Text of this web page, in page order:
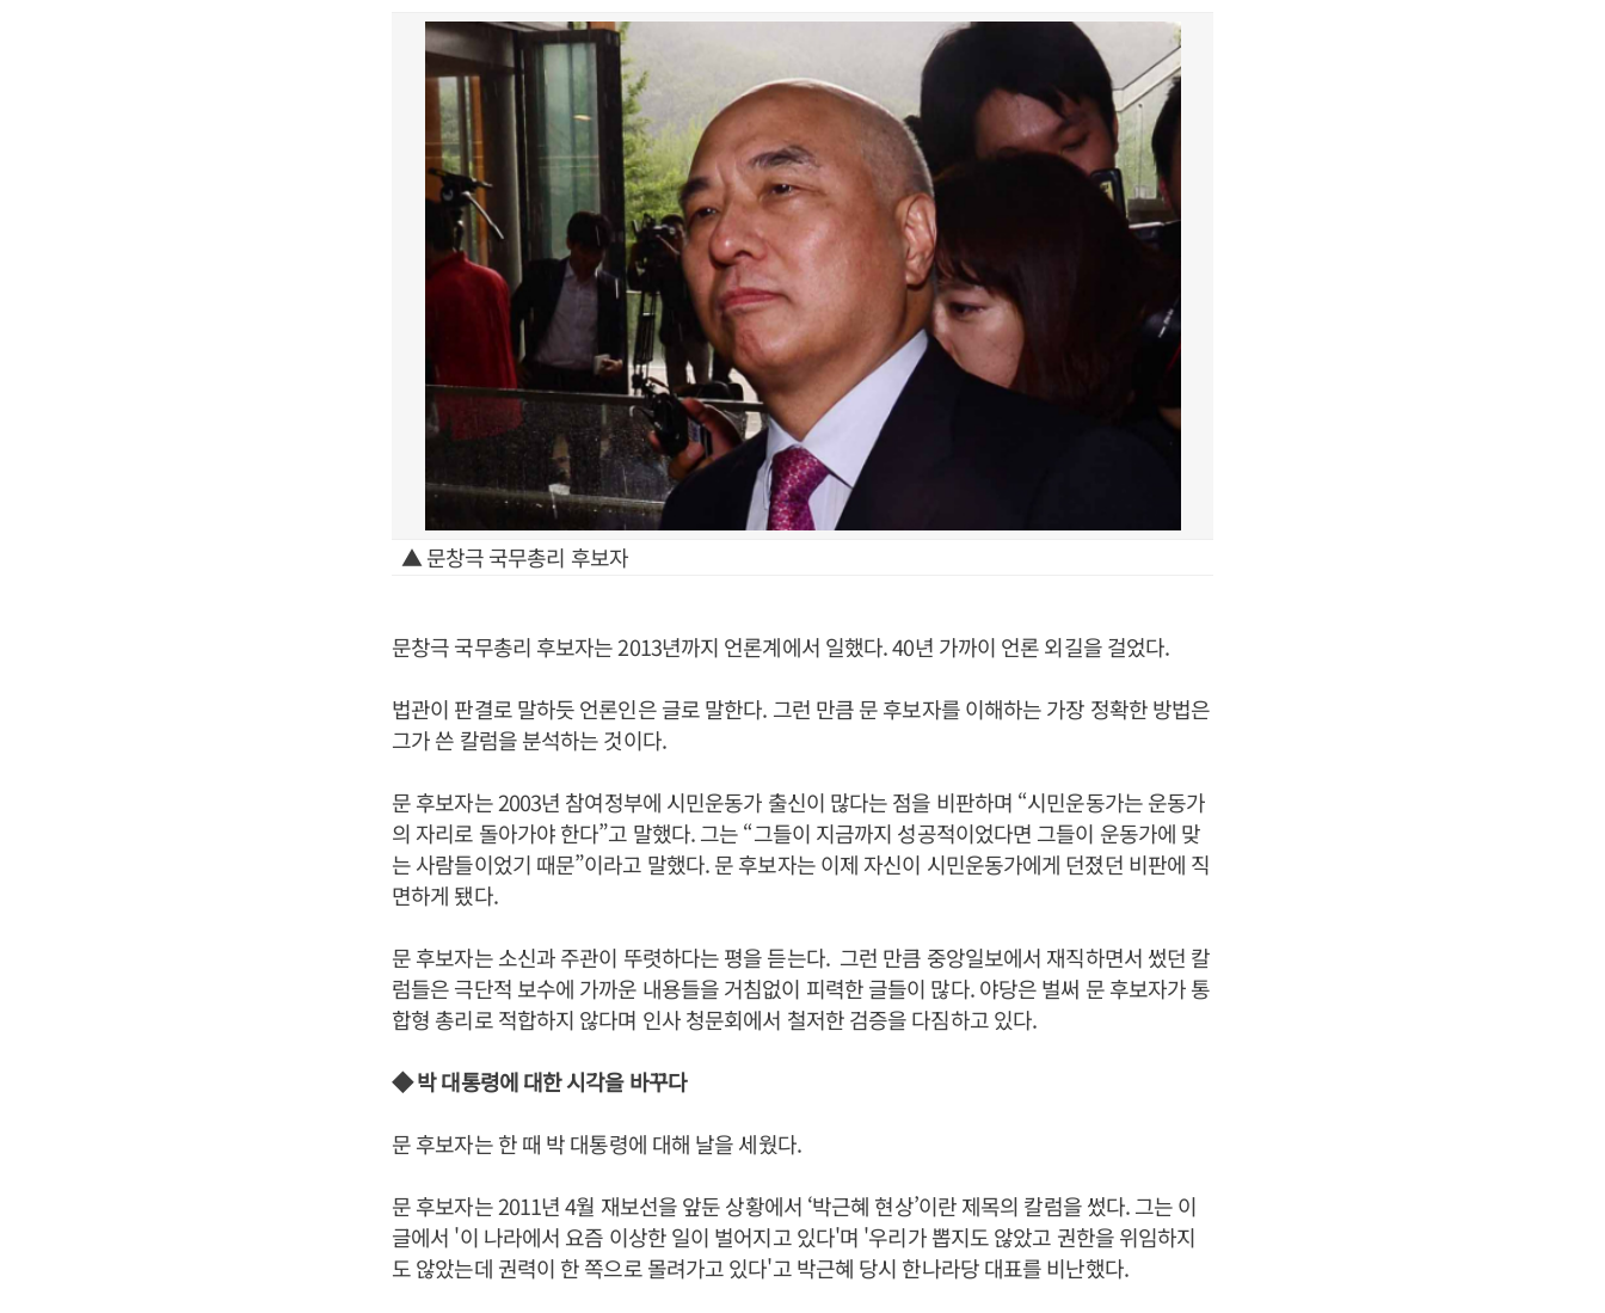
▲ 문창극 국무총리 후보자
문창극 국무총리 후보자는 2013년까지 언론계에서 일했다. 40년 가까이 언론 외길을 걸었다.
법관이 판결로 말하듯 언론인은 글로 말한다. 그런 만큼 문 후보자를 이해하는 가장 정확한 방법은
그가 쓴 칼럼을 분석하는 것이다.
문 후보자는 2003년 참여정부에 시민운동가 출신이 많다는 점을 비판하며 “시민운동가는 운동가
의 자리로 돌아가야 한다”고 말했다. 그는 “그들이 지금까지 성공적이었다면 그들이 운동가에 맞
는 사람들이었기 때문”이라고 말했다. 문 후보자는 이제 자신이 시민운동가에게 던졌던 비판에 직
면하게 됐다.
문 후보자는 소신과 주관이 뚜렷하다는 평을 듣는다. 그런 만큼 중앙일보에서 재직하면서 썼던 칼
럼들은 극단적 보수에 가까운 내용들을 거침없이 피력한 글들이 많다. 야당은 벌써 문 후보자가 통
합형 총리로 적합하지 않다며 인사 청문회에서 철저한 검증을 다짐하고 있다.
◆ 박 대통령에 대한 시각을 바꾸다
문 후보자는 한 때 박 대통령에 대해 날을 세웠다.
문 후보자는 2011년 4월 재보선을 앞둔 상황에서 ‘박근혜 현상’이란 제목의 칼럼을 썼다. 그는 이
글에서 '이 나라에서 요즘 이상한 일이 벌어지고 있다'며 '우리가 뽑지도 않았고 권한을 위임하지
도 않았는데 권력이 한 쪽으로 몰려가고 있다'고 박근혜 당시 한나라당 대표를 비난했다.